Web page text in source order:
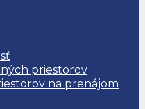
priestorov
na prenájom